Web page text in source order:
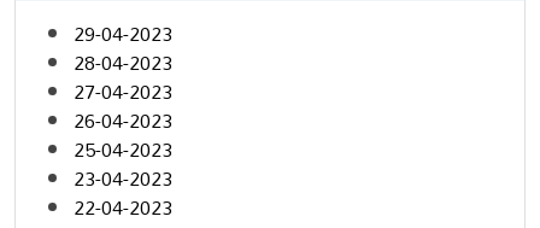
29-04-2023
28-04-2023
27-04-2023
26-04-2023
25-04-2023
23-04-2023
22-04-2023